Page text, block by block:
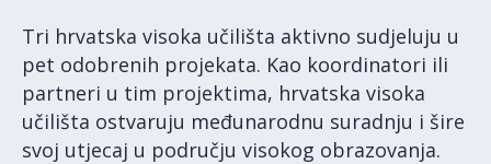
Tri hrvatska visoka učilišta aktivno sudjeluju u
pet odobrenih projekata. Kao koordinatori ili
partneri u tim projektima, hrvatska visoka
učilišta ostvaruju međunarodnu suradnju i šire
svoj utjecaj u području visokog obrazovanja.